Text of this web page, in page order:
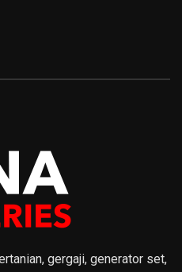
gergaji, generator set,